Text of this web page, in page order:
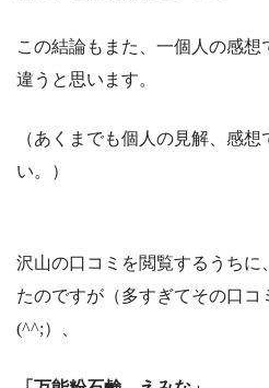
この結論もまた、一個人の感
違うと思います。
（あくまでも個人の見解、感
い。）
沢山の口コミを閲覧するうちに
たのですが（多すぎてその口コ
(^^;）、